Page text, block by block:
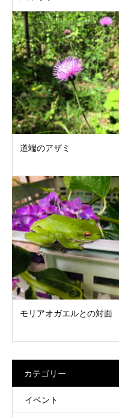
道端のアザミ
モリアオガエルとの対面
カテゴリー
イベント